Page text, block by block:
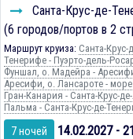
Санта-Крус-де-
(6 городов/портов в 2
Маршрут круиза: Санта-Крус-
Тенерифе - Пуэрто-дель-
Фуншал, о. Мадейра -
Аресифи, о. Лансароте -
Гран-Канария - Санта-Крус-
Пальма - Санта-Крус-де-
7 ночей 14.02.2027 -